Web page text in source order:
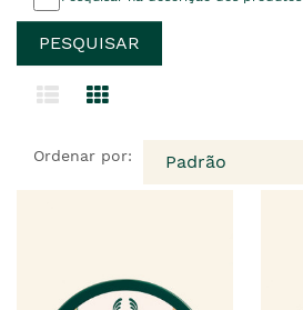
Ordenar por: Padrão